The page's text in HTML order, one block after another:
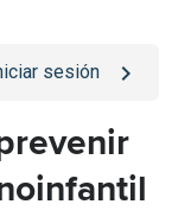
sesión